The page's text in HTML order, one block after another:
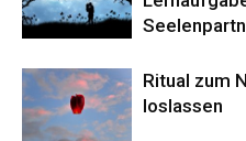
Ritual zum
loslassen